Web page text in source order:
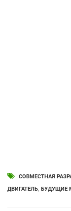
СОВМЕСТНАЯ
ДВИГАТЕЛЬ, БУДУЩИЕ